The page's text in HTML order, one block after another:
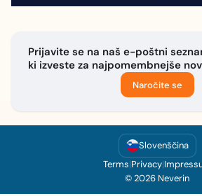
Prijavite se na naš e-poštni
ki izveste za najpomembnejše
Naročite se
Slovenščina
Terms|Privacy|
© 2026 Neverin